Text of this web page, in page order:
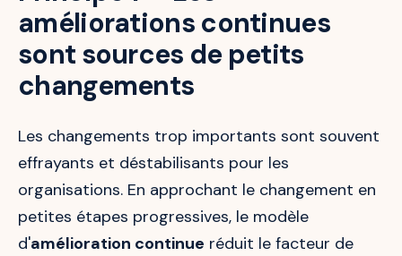
améliorations continues
sont sources de petits
changements
Les changements trop importants sont souvent
effrayants et déstabilisants pour les
organisations. En approchant le changement en
petites étapes progressives, le modèle
d'amélioration continue réduit le facteur de